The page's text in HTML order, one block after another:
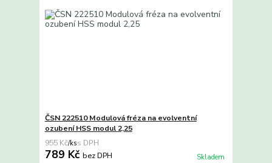
ČSN 222510 Modulová fréza na evolventní
ozubení HSS modul 2,25
955 Kč/ks
789 Kč bez DPH Skladem